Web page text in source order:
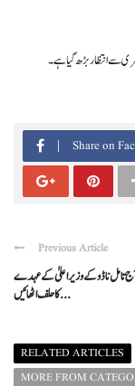
سے انتظار بڑھ گیا ہے۔
Share on
Previous Article
ناڈو کے وزیراعلیٰ کے عہدے
کا حلف اٹھائیں ...
RELATED ARTICLES
MORE FROM